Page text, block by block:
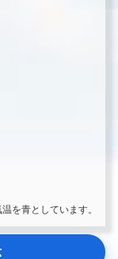
を青としています。